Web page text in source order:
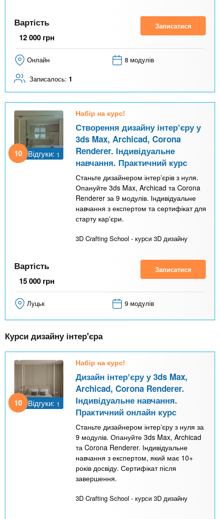
Вартість
12 000 грн
Записатися
Онлайн 8 модулів
Записалось: 1
10 Відгуки: 1
Набір на курс!
Створення дизайну інтерʼєру у
3ds Max, Archicad, Corona
Renderer. Індивідуальне
навчання. Практичний курс
Станьте дизайнером інтерʼєрів з нуля.
Опануйте 3ds Max, Archicad та Corona
Renderer за 9 модулів. Індивідуальне
навчання з експертом та сертифікат для
старту карʼєри.
3D Crafting School - курси 3D дизайну
Вартість
15 000 грн
Записатися
Луцьк 9 модулів
Курси дизайну інтер'єра
10 Відгуки: 1
Набір на курс!
Дизайн інтерʼєру у 3ds Max,
Archicad, Corona Renderer.
Індивідуальне навчання.
Практичний онлайн курс
Станьте дизайнером інтерʼєру з нуля за
9 модулів. Опануйте 3ds Max, Archicad
та Corona Renderer. Індивідуальне
навчання з експертом, який має 10+
років досвіду. Сертифікат після
завершення.
3D Crafting School - курси 3D дизайну